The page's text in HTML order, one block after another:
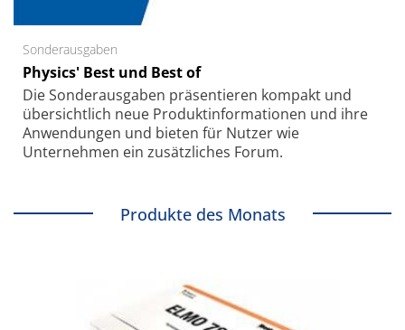
Sonderausgaben
Physics' Best und Best of
Die Sonder­ausgaben präsentieren kompakt und
übersichtlich neue Produkt­informationen und ihre
Anwendungen und bieten für Nutzer wie
Unternehmen ein zusätzliches Forum.
Produkte des Monats